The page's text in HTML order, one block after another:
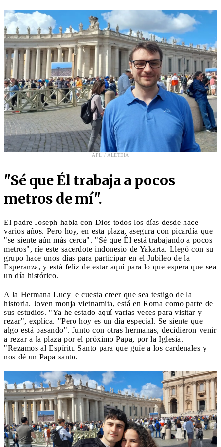
APL / ALETEIA
"Sé que Él trabaja a pocos
metros de mí".
El padre Joseph habla con Dios todos los días desde hace
varios años. Pero hoy, en esta plaza, asegura con picardía que
"se siente aún más cerca". "Sé que Él está trabajando a pocos
metros", ríe este sacerdote indonesio de Yakarta. Llegó con su
grupo hace unos días para participar en el Jubileo de la
Esperanza, y está feliz de estar aquí para lo que espera que sea
un día histórico.
A la Hermana Lucy le cuesta creer que sea testigo de la
historia. Joven monja vietnamita, está en Roma como parte de
sus estudios. "Ya he estado aquí varias veces para visitar y
rezar", explica. "Pero hoy es un día especial. Se siente que
algo está pasando". Junto con otras hermanas, decidieron venir
a rezar a la plaza por el próximo Papa, por la Iglesia.
"Rezamos al Espíritu Santo para que guíe a los cardenales y
nos dé un Papa santo.